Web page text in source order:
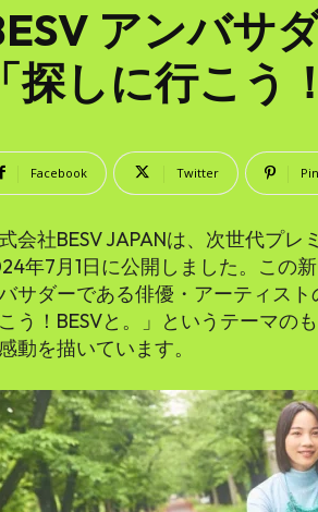
アンバサ
「探しに行こう
Facebook Twitter
会社BESV JAPANは、次世代プレ
年7月1日に公開しました。この
サダーである俳優・アーティス
う！BESVと。」というテーマの
動を描いています。